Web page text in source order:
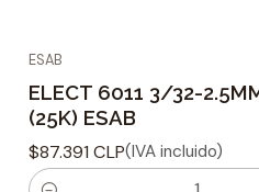
ESAB
ELECT 6011 3/32-
(25K) ESAB
$87.391 CLP(IVA incluido)